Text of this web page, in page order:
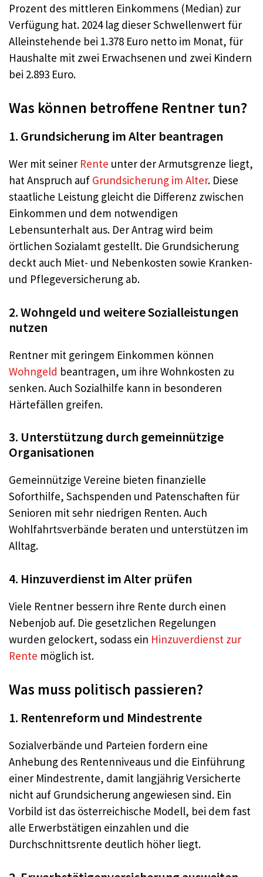
Prozent des mittleren Einkommens (Median) zur
Verfügung hat. 2024 lag dieser Schwellenwert für
Alleinstehende bei 1.378 Euro netto im Monat, für
Haushalte mit zwei Erwachsenen und zwei Kindern
bei 2.893 Euro.
Was können betroffene Rentner tun?
1. Grundsicherung im Alter beantragen
Wer mit seiner Rente unter der Armutsgrenze liegt,
hat Anspruch auf Grundsicherung im Alter. Diese
staatliche Leistung gleicht die Differenz zwischen
Einkommen und dem notwendigen
Lebensunterhalt aus. Der Antrag wird beim
örtlichen Sozialamt gestellt. Die Grundsicherung
deckt auch Miet- und Nebenkosten sowie Kranken-
und Pflegeversicherung ab.
2. Wohngeld und weitere Sozialleistungen
nutzen
Rentner mit geringem Einkommen können
Wohngeld beantragen, um ihre Wohnkosten zu
senken. Auch Sozialhilfe kann in besonderen
Härtefällen greifen.
3. Unterstützung durch gemeinnützige
Organisationen
Gemeinnützige Vereine bieten finanzielle
Soforthilfe, Sachspenden und Patenschaften für
Senioren mit sehr niedrigen Renten. Auch
Wohlfahrtsverbände beraten und unterstützen im
Alltag.
4. Hinzuverdienst im Alter prüfen
Viele Rentner bessern ihre Rente durch einen
Nebenjob auf. Die gesetzlichen Regelungen
wurden gelockert, sodass ein Hinzuverdienst zur
Rente möglich ist.
Was muss politisch passieren?
1. Rentenreform und Mindestrente
Sozialverbände und Parteien fordern eine
Anhebung des Rentenniveaus und die Einführung
einer Mindestrente, damit langjährig Versicherte
nicht auf Grundsicherung angewiesen sind. Ein
Vorbild ist das österreichische Modell, bei dem fast
alle Erwerbstätigen einzahlen und die
Durchschnittsrente deutlich höher liegt.